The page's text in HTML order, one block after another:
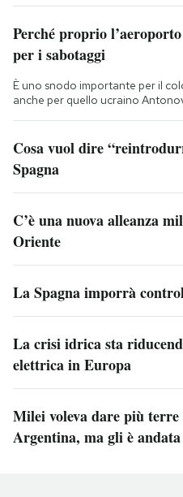
Perché proprio
per i sabotaggi
È uno snodo importante per il
anche per quello ucraino
Cosa vuol dire
Spagna
C’è una nuova alleanza
Oriente
La Spagna imporrà
La crisi idrica sta
elettrica in Europa
Milei voleva dare più
Argentina, ma gli è